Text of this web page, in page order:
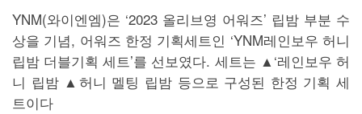
YNM(와이엔엠)은 ‘2023 올리브영 어워즈’ 립밤 부분 수
상을 기념, 어워즈 한정 기획세트인 ‘YNM레인보우 허니
립밤 더블기획 세트’를 선보였다. 세트는 ▲‘레인보우 허
니 립밤 ▲허니 멜팅 립밤 등으로 구성된 한정 기획 세
트이다